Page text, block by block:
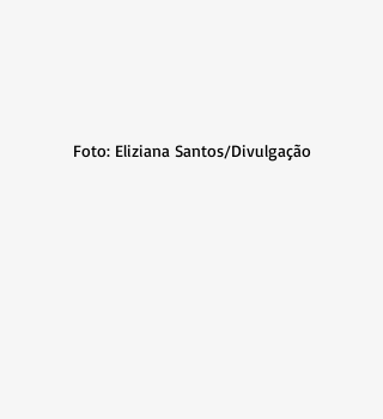
Foto: Eliziana Santos/Divulgação